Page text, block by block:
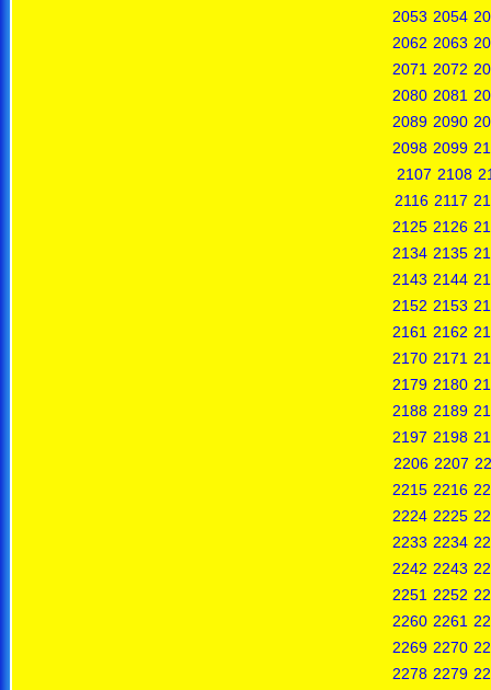
2053 2054
2062 2063
2071 2072
2080 2081
2089 2090
2098 2099
2107 2108
2116 2117
2125 2126
2134 2135
2143 2144
2152 2153
2161 2162
2170 2171
2179 2180
2188 2189
2197 2198
2206 2207
2215 2216
2224 2225
2233 2234
2242 2243
2251 2252
2260 2261
2269 2270
2278 2279